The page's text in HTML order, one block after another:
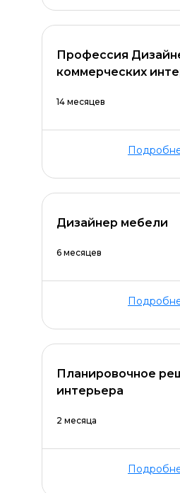
Профессия
коммерческих
14 месяцев
Дизайнер мебели
6 месяцев
Планировочное
интерьера
2 месяца